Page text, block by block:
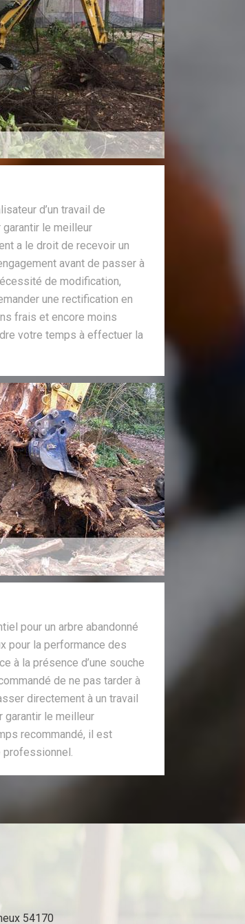
d’un travail de
le meilleur
a le droit de recevoir un
avant de passer à
de modification,
une rectification en
frais et encore moins
votre temps à effectuer la
pour un arbre abandonné
pour la performance des
à la présence d’une souche
de ne pas tarder à
directement à un travail
garantir le meilleur
recommandé, il est
professionnel.
54170